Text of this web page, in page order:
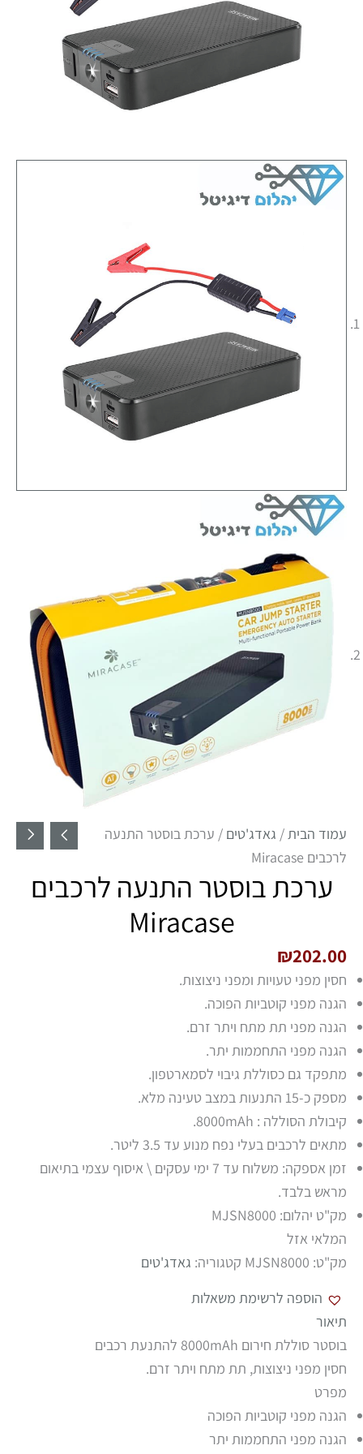
עמוד הבית/ גאדג'טים / ערכת בוסטר התנעה
לרכבים Miracase
ערכת בוסטר התנעה לרכבים
Miracase
₪202.00
חסין מפני טעויות ומפני ניצוצות.
הגנה מפני קוטביות הפוכה.
הגנה מפני תת מתח ויתר זרם.
הגנה מפני התחממות יתר.
מתפקד גם כסוללת גיבוי לסמארטפון.
מספק כ-15 התנעות במצב טעינה מלא.
קיבולת הסוללה : 8000mAh.
מתאים לרכבים בעלי נפח מנוע עד 3.5 ליטר.
זמן אספקה: משלוח עד 7 ימי עסקים \ איסוף עצמי בתיאום
מראש בלבד.
מק"ט יהלום: MJSN8000
המלאי אזל
מק"ט: MJSN8000 קטגוריה: גאדג'טים
הוספה לרשימת משאלות
תיאור
בוסטר סוללת חירום 8000mAh להתנעת רכבים
חסין מפני ניצוצות, תת מתח ויתר זרם.
מפרט
הגנה מפני קוטביות הפוכה
הגנה מפני התחממות יתר